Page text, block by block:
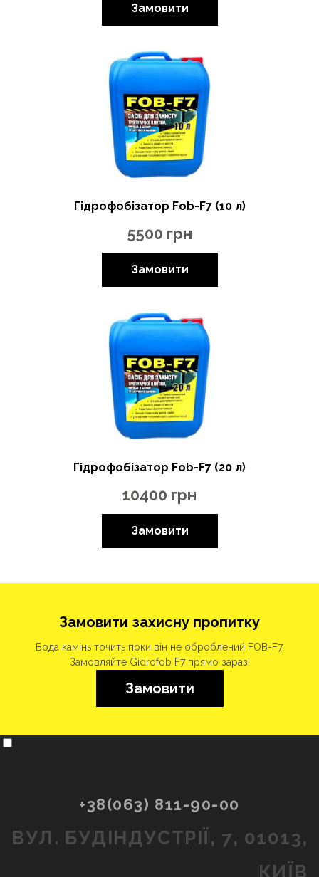
Замовити
Гідрофобізатор Fob-F7 (10 л)
5500 грн
Замовити
Гідрофобізатор Fob-F7 (20 л)
10400 грн
Замовити
Замовити захисну пропитку
Вода камінь точить поки він не оброблений FOB-F7.
Замовляйте Gidrofob F7 прямо зараз!
Замовити
+38(063) 811-90-00
ВУЛ. БУДІНДУСТРІЇ, 7, 01013,
КИЇВ